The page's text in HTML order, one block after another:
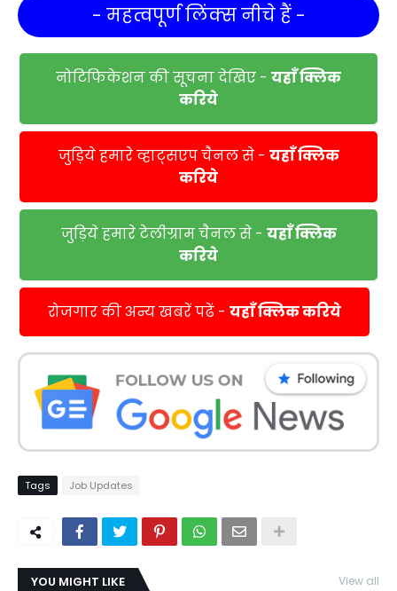
- महत्वपूर्ण लिंक्स नीचे हैं -
नोटिफिकेशन की सूचना देखिए - यहाँ क्लिक
करिये
जुड़िये हमारे व्हाट्सएप चैनल से - यहाँ क्लिक
करिये
जुड़िये हमारे टेलीग्राम चैनल से - यहाँ क्लिक
करिये
रोजगार की अन्य खबरें पढें - यहाँ क्लिक करिये
Tags Job Updates
YOU MIGHT LIKE View all